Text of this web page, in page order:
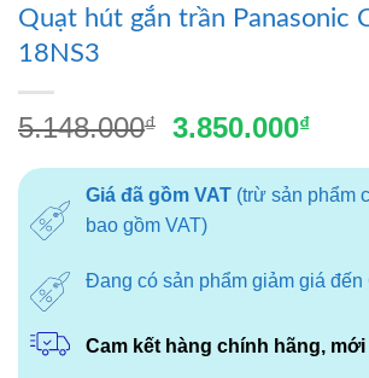
Quạt hút gắn trần Panasonic
18NS3
5.148.000₫
Giá
là:
5.148.000₫.
3.850.000₫Giá
tại
là:
Giá đã gồm VAT(trừ sản phẩm
bao gồm VAT)
Đang có sản phẩm giảm giá đến
Cam kết hàng chính hãng, mới